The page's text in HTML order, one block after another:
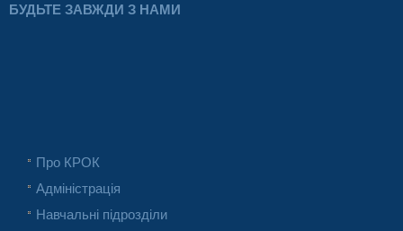
БУДЬТЕ ЗАВЖДИ З НАМИ
Про КРОК
Адміністрація
Навчальні підрозділи